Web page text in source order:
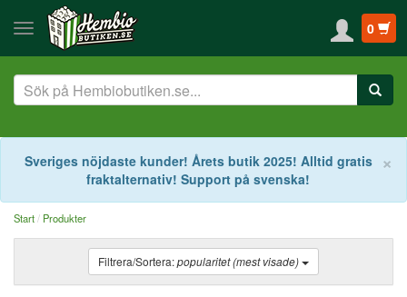
0
×
Sveriges nöjdaste kunder! Årets butik 2025! Alltid gratis
fraktalternativ! Support på svenska!
Start Produkter
Filtrera/Sortera:popularitet (mest visade)